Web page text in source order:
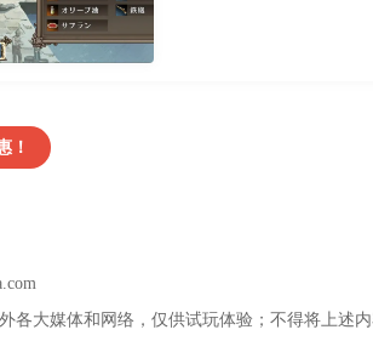
！
各大媒体和网络，仅供试玩体验；不得将上述